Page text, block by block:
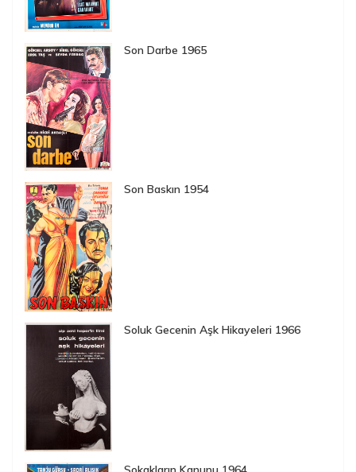
Son Darbe 1965
Son Baskın 1954
Soluk Gecenin Aşk Hikayeleri 1966